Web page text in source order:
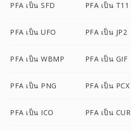
PFA เป็น SFD PFA เป็น T11
PFA เป็น UFO PFA เป็น JP2
PFA เป็น WBMP PFA เป็น GIF
PFA เป็น PNG PFA เป็น PCX
PFA เป็น ICO PFA เป็น CUR